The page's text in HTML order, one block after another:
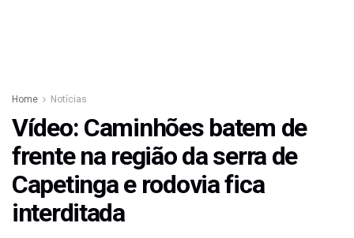
Home Notícias
Vídeo: Caminhões batem de
frente na região da serra de
Capetinga e rodovia fica
interditada